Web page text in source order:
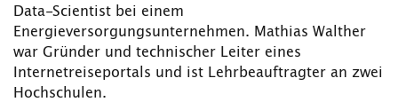
Data-Scientist bei einem
Energieversorgungsunternehmen. Mathias Walther
war Gründer und technischer Leiter eines
Internetreiseportals und ist Lehrbeauftragter an zwei
Hochschulen.